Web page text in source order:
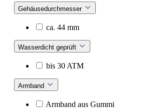
Gehäusedurchmesser
ca. 44 mm
Wasserdicht geprüft
bis 30 ATM
Armband
Armband aus Gummi